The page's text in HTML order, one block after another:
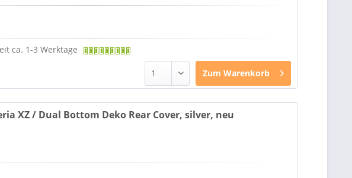
ca. 1-3 Werktage
Zum Warenkorb
XZ / Dual Bottom Deko Rear Cover, silver, neu